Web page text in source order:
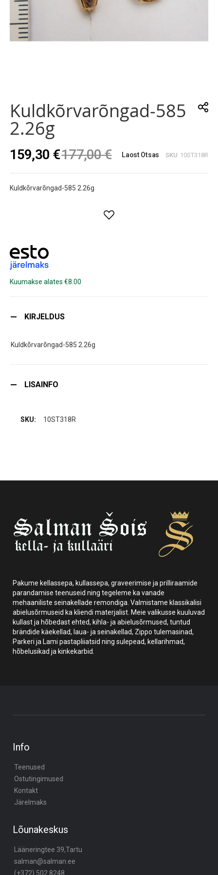
beginning
of
the
images
Kuldkõrvarõngad-585
2.26g
159,30 €177,00 € Laost Otsas SKU 10ST318R
Kuldkõrvarõngad-585 2.26g
Kuumakse alates €8.00
KIRJELDUS
Kuldkõrvarõngad-585 2.26g
LISAINFO
10ST318R
Pakume kellassepa, kullassepa, graveerimise ja prilliraamide
parandamise teenuseid ning tegeleme ka vanade
mehaaniliste seinakellade remondiga. Valmistame klassikalisi
abielusõrmuseid ka kliendi materjalist. Meie valikusse kuuluvad
kullast ja hõbedast ehted, kihla- ja abielusõrmused, tuntud
brändide käekellad, laua- ja seinakellad, Zippo tulemasinad,
Parkeri ja Lami pastapliiatsid ning sulepead, kellarihmad,
hõbelusikad ja kinkekarbid.
Info
Teenused
Ostutingimused
Kontakt
Järelmaks
Lõunakeskus
Lääneringtee 39,Tartu
salman@salman.ee
(+372) 502 8248